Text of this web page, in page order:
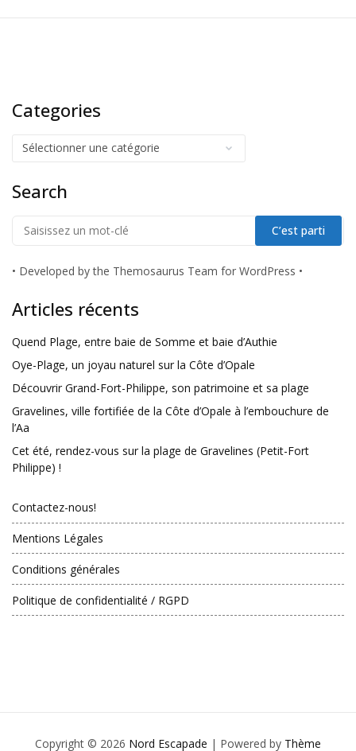
Categories
Search
• Developed by the Themosaurus Team for WordPress •
Articles récents
Quend Plage, entre baie de Somme et baie d’Authie
Oye-Plage, un joyau naturel sur la Côte d’Opale
Découvrir Grand-Fort-Philippe, son patrimoine et sa plage
Gravelines, ville fortifiée de la Côte d’Opale à l’embouchure de
l’Aa
Cet été, rendez-vous sur la plage de Gravelines (Petit-Fort
Philippe) !
Contactez-nous!
Mentions Légales
Conditions générales
Politique de confidentialité / RGPD
Copyright © 2026 Nord Escapade | Powered by Thème